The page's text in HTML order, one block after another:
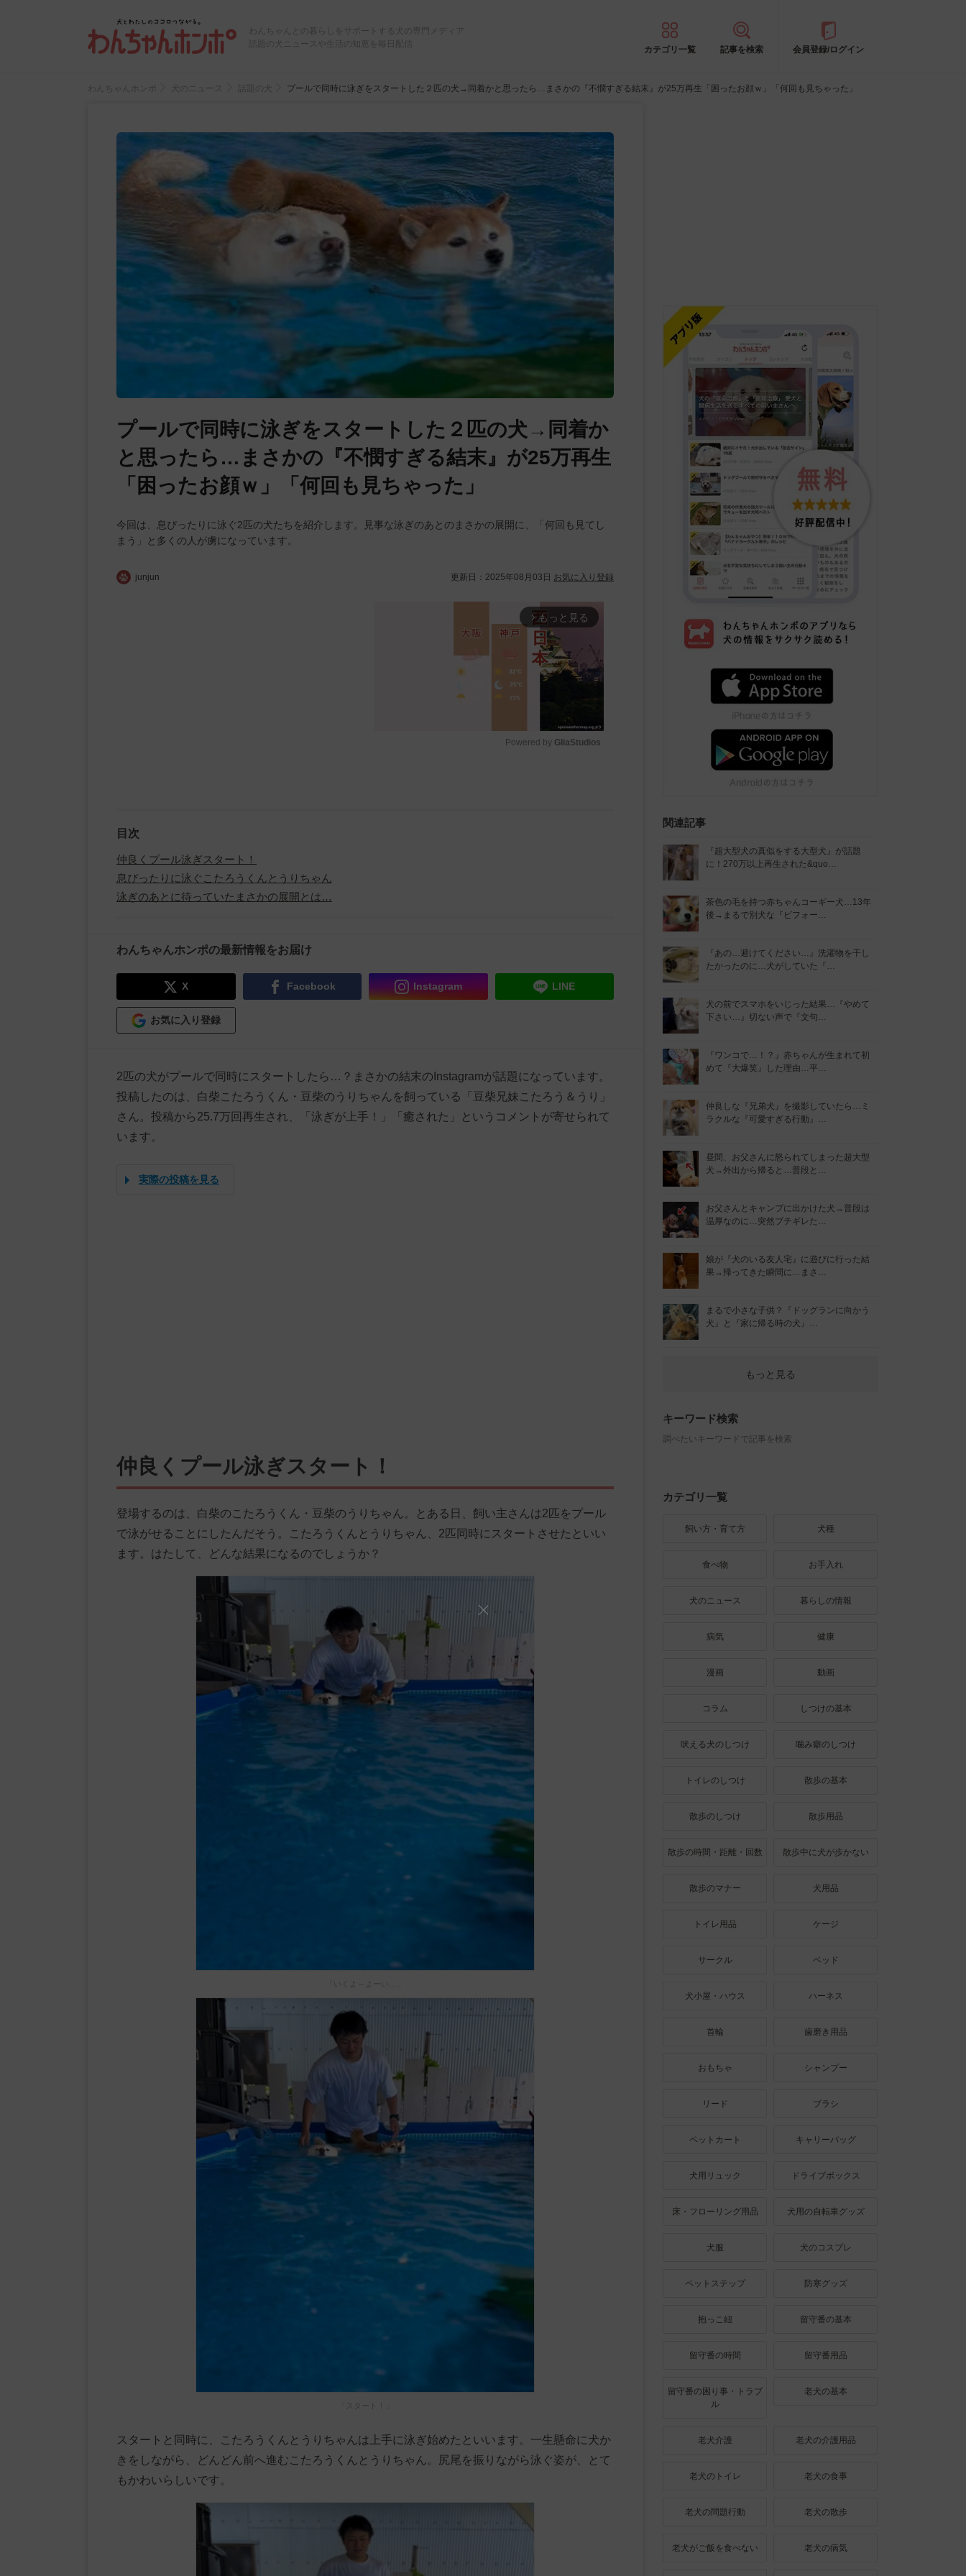
わんちゃんとの暮らしをサポートする犬の専門メディア
話題の犬ニュースや生活の知恵を毎日配信
カテゴリ一覧 記事を検索 会員登録/ログイン
わんちゃんホンポ 犬のニュース 話題の犬 プールで同時に泳ぎをスタートした２匹の犬→同着かと思ったら…まさかの『不憫すぎる結末』が25万再生「困ったお顔ｗ」「何回も見ちゃった」
プールで同時に泳ぎをスタートした２匹の犬→同着か
と思ったら…まさかの『不憫すぎる結末』が25万再生
「困ったお顔ｗ」「何回も見ちゃった」
今回は、息ぴったりに泳ぐ2匹の犬たちを紹介します。見事な泳ぎのあとのまさかの展開に、「何回も見てし
まう」と多くの人が虜になっています。
junjun 更新日： 2025年08月03日 お気に入り登録
arrow_forward_ios もっと見る
Powered by GliaStudios
目次
仲良くプール泳ぎスタート！
息ぴったりに泳ぐこたろうくんとうりちゃん
泳ぎのあとに待っていたまさかの展開とは…
わんちゃんホンポの最新情報をお届け
X Facebook Instagram LINE
お気に入り登録
2匹の犬がプールで同時にスタートしたら…？まさかの結末のInstagramが話題になっています。
投稿したのは、白柴こたろうくん・豆柴のうりちゃんを飼っている「豆柴兄妹こたろう＆うり」
さん。投稿から25.7万回再生され、「泳ぎが上手！」「癒された」というコメントが寄せられて
います。
実際の投稿を見る
仲良くプール泳ぎスタート！
登場するのは、白柴のこたろうくん・豆柴のうりちゃん。とある日、飼い主さんは2匹をプール
で泳がせることにしたんだそう。こたろうくんとうりちゃん、2匹同時にスタートさせたといい
ます。はたして、どんな結果になるのでしょうか？
「スタート！」
スタートと同時に、こたろうくんとうりちゃんは上手に泳ぎ始めたといいます。一生懸命に犬か
きをしながら、どんどん前へ進むこたろうくんとうりちゃん。尻尾を振りながら泳ぐ姿が、とて
もかわいらしいです。
関連記事
『超大型犬の真似をする大型犬』が話題
に！270万以上再生された&quo…
茶色の毛を持つ赤ちゃんコーギー犬…13年
後→まるで別犬な『ビフォー…
『あの…避けてください…』洗濯物を干し
たかったのに…犬がしていた『…
犬の前でスマホをいじった結果…『やめて
下さい…』切ない声で『文句…
『ワンコで…！？』赤ちゃんが生まれて初
めて『大爆笑』した理由…平…
仲良しな『兄弟犬』を撮影していたら…ミ
ラクルな『可愛すぎる行動』…
昼間、お父さんに怒られてしまった超大型
犬→外出から帰ると…普段と…
お父さんとキャンプに出かけた犬→普段は
温厚なのに…突然ブチギレた…
娘が『犬のいる友人宅』に遊びに行った結
果→帰ってきた瞬間に…まさ…
まるで小さな子供？『ドッグランに向かう
犬』と『家に帰る時の犬』…
もっと見る
キーワード検索
調べたいキーワードで記事を検索
カテゴリ一覧
飼い方・育て方 犬種
食べ物 お手入れ
犬のニュース 暮らしの情報
病気 健康
漫画 動画
コラム しつけの基本
吠える犬のしつけ 噛み癖のしつけ
トイレのしつけ 散歩の基本
散歩のしつけ 散歩用品
散歩の時間・距離・回数 散歩中に犬が歩かない
散歩のマナー 犬用品
トイレ用品 ケージ
サークル ベッド
犬小屋・ハウス ハーネス
首輪 歯磨き用品
おもちゃ シャンプー
リード ブラシ
ペットカート キャリーバッグ
犬用リュック ドライブボックス
床・フローリング用品 犬用の自転車グッズ
犬服 犬のコスプレ
ペットステップ 防寒グッズ
抱っこ紐 留守番の基本
留守番の時間 留守番用品
留守番の困り事・トラブ
ル
老犬の基本
老犬介護 老犬の介護用品
老犬のトイレ 老犬の食事
老犬の問題行動 老犬の散歩
老犬がご飯を食べない 老犬の病気